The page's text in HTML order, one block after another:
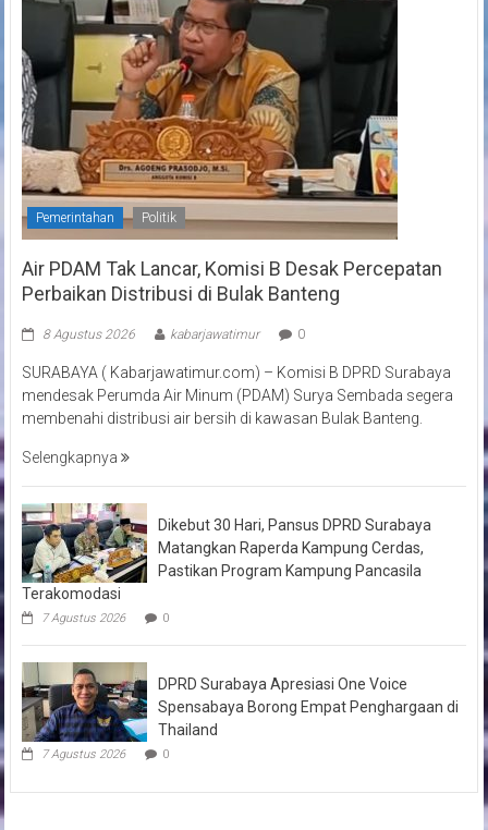
Pemerintahan Politik
Air PDAM Tak Lancar, Komisi B Desak Percepatan
Perbaikan Distribusi di Bulak Banteng
8 Agustus 2026 kabarjawatimur 0
SURABAYA ( Kabarjawatimur.com) – Komisi B DPRD Surabaya
mendesak Perumda Air Minum (PDAM) Surya Sembada segera
membenahi distribusi air bersih di kawasan Bulak Banteng.
Selengkapnya
Dikebut 30 Hari, Pansus DPRD Surabaya
Matangkan Raperda Kampung Cerdas,
Pastikan Program Kampung Pancasila
Terakomodasi
7 Agustus 2026 0
DPRD Surabaya Apresiasi One Voice
Spensabaya Borong Empat Penghargaan di
Thailand
7 Agustus 2026 0